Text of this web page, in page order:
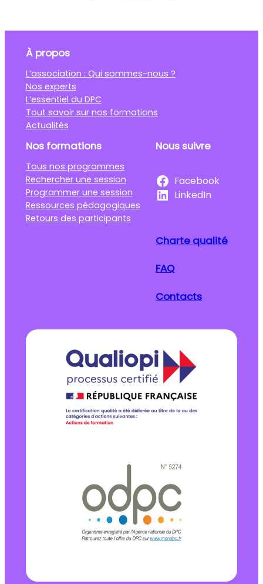
À propos
L’association : Qui sommes-nous ?
Nos experts
L’essentiel du DPC
Tout savoir sur nos formations
Actualités
Nos formations
Tous nos programmes
Rechercher une session
Programmer une session
Ressources pédagogiques
Retours des participants
Nous suivre
Facebook
LinkedIn
Charte qualité
FAQ
Contacts